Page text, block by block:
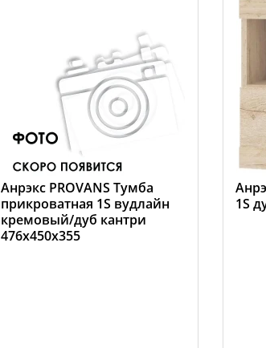
Анрэкс PROVANS Тумба
прикроватная 1S вудлайн
кремовый/дуб кантри
476х450х355
1S